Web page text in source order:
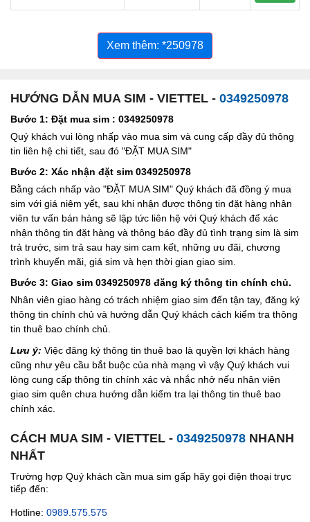
Xem thêm: *250978
HƯỚNG DẪN MUA SIM - VIETTEL - 0349250978
Bước 1: Đặt mua sim : 0349250978
Quý khách vui lòng nhấp vào mua sim và cung cấp đầy đủ thông
tin liên hệ chi tiết, sau đó "ĐẶT MUA SIM"
Bước 2: Xác nhận đặt sim 0349250978
Bằng cách nhấp vào "ĐẶT MUA SIM" Quý khách đã đồng ý mua
sim với giá niêm yết, sau khi nhận được thông tin đặt hàng nhân
viên tư vấn bán hàng sẽ lập tức liên hệ với Quý khách để xác
nhận thông tin đặt hàng và thông báo đầy đủ tình trạng sim là sim
trả trước, sim trả sau hay sim cam kết, những ưu đãi, chương
trình khuyến mãi, giá sim và hẹn thời gian giao sim.
Bước 3: Giao sim 0349250978 đăng ký thông tin chính chủ.
Nhân viên giao hàng có trách nhiệm giao sim đến tận tay, đăng ký
thông tin chính chủ và hướng dẫn Quý khách cách kiểm tra thông
tin thuê bao chính chủ.
Lưu ý: Việc đăng ký thông tin thuê bao là quyền lợi khách hàng
cũng như yêu cầu bắt buộc của nhà mạng vì vậy Quý khách vui
lòng cung cấp thông tin chính xác và nhắc nhở nếu nhân viên
giao sim quên chưa hướng dẫn kiểm tra lại thông tin thuê bao
chính xác.
CÁCH MUA SIM - VIETTEL - 0349250978 NHANH
NHẤT
Trường hợp Quý khách cần mua sim gấp hãy gọi điện thoại trực
tiếp đến:
Hotline: 0989.575.575